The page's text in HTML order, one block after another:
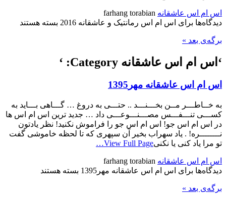
اس ام اس عاشقانه
دیدگاه‌ها برای اس ام اس رمانتیک و عاشقانه 2016 بسته هستند
برگه‌ی بعد »
‘اس ام اس عاشقانه Category: ‘
اس ام اس عاشقانه مهر1395
به خــاطـــر مــن بخـــنـــد .. حتـــی به دروغ … گـــاهی بـــاید به
کســـی تنـــفـــس مصـــنـــوعـــی داد … جدید ترین اس ام اس ها
در اس ام اس جو! اس ام اس جو را فراموش نکنید! نظر یادتون
نــــــــره! . یاد سهراب بخیر آن سپهری که تا لحظه خاموشی گفت
تو مرا یاد کنی یا نکنیView Full Page…
اس ام اس عاشقانه
دیدگاه‌ها برای اس ام اس عاشقانه مهر1395 بسته هستند
برگه‌ی بعد »